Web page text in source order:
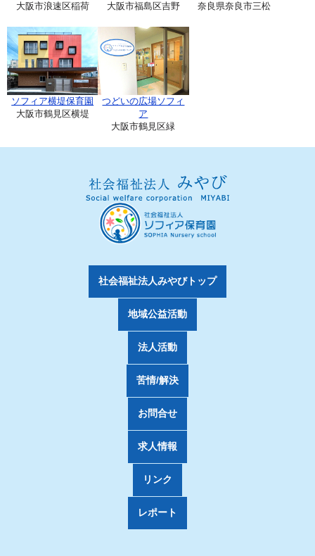
大阪市浪速区稲荷
大阪市福島区吉野
奈良県奈良市三松
ソフィア横堤保育園
大阪市鶴見区横堤
つどいの広場ソフィ
ア
大阪市鶴見区緑
社会福祉法人みやびトップ
地域公益活動
法人活動
苦情/解決
お問合せ
求人情報
リンク
レポート